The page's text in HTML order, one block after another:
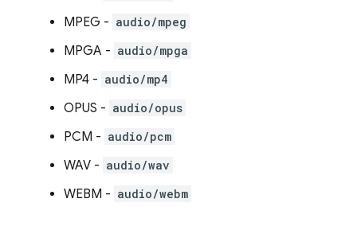
MPEG - audio/mpeg
MPGA - audio/mpga
MP4 - audio/mp4
OPUS - audio/opus
PCM - audio/pcm
WAV - audio/wav
WEBM - audio/webm